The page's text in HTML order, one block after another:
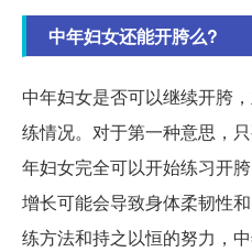
中年妇女还能开胯么?
中年妇女是否可以继续开胯
练情况。对于第一种意思，
年妇女完全可以开始练习开
增长可能会导致身体柔韧性
练方法和持之以恒的努力，